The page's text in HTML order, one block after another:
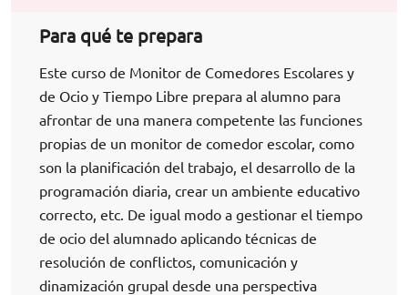
Para qué te prepara
Este curso de Monitor de Comedores Escolares y
de Ocio y Tiempo Libre prepara al alumno para
afrontar de una manera competente las funciones
propias de un monitor de comedor escolar, como
son la planificación del trabajo, el desarrollo de la
programación diaria, crear un ambiente educativo
correcto, etc. De igual modo a gestionar el tiempo
de ocio del alumnado aplicando técnicas de
resolución de conflictos, comunicación y
dinamización grupal desde una perspectiva